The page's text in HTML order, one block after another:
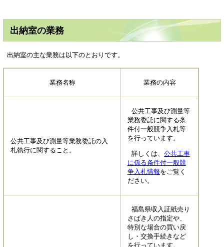
出納室の業務
出納室の主な業務は以下のとおりです。
業務名称 業務の内容
公共工事及び測量等業務委託の入
札執行に関すること。
公共工事及び測量等
業務委託に関する条
件付一般競争入札等
を行っています。
詳しくは、 公共工事
に係る条件付一般競
争入札情報をご覧く
ださい。
福島県収入証紙売り
さばき人の指定や、
特別な場合の買い戻
し・交換手続きなど
を行っています。